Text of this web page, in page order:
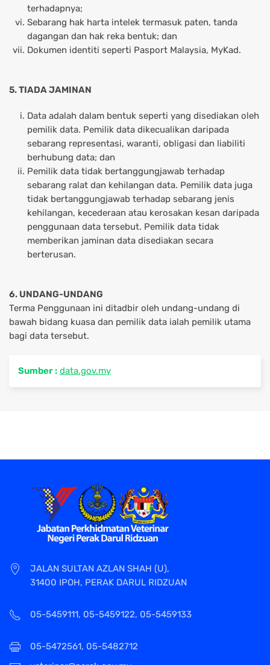
terhadapnya;
Sebarang hak harta intelek termasuk paten, tanda
dagangan dan hak reka bentuk; dan
Dokumen identiti seperti Pasport Malaysia, MyKad.
5. TIADA JAMINAN
Data adalah dalam bentuk seperti yang disediakan oleh
pemilik data. Pemilik data dikecualikan daripada
sebarang representasi, waranti, obligasi dan liabiliti
berhubung data; dan
Pemilik data tidak bertanggungjawab terhadap
sebarang ralat dan kehilangan data. Pemilik data juga
tidak bertanggungjawab terhadap sebarang jenis
kehilangan, kecederaan atau kerosakan kesan daripada
penggunaan data tersebut. Pemilik data tidak
memberikan jaminan data disediakan secara
berterusan.
6. UNDANG-UNDANG
Terma Penggunaan ini ditadbir oleh undang-undang di
bawah bidang kuasa dan pemilik data ialah pemilik utama
bagi data tersebut.
Sumber : data.gov.my
JALAN SULTAN AZLAN SHAH (U),
31400 IPOH, PERAK DARUL RIDZUAN
05-5459111, 05-5459122, 05-5459133
05-5472561, 05-5482712